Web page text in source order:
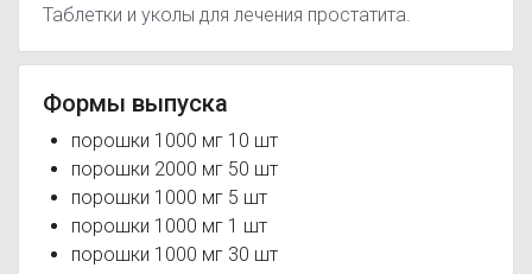
Таблетки и уколы для лечения простатита.
Формы выпуска
порошки 1000 мг 10 шт
порошки 2000 мг 50 шт
порошки 1000 мг 5 шт
порошки 1000 мг 1 шт
порошки 1000 мг 30 шт